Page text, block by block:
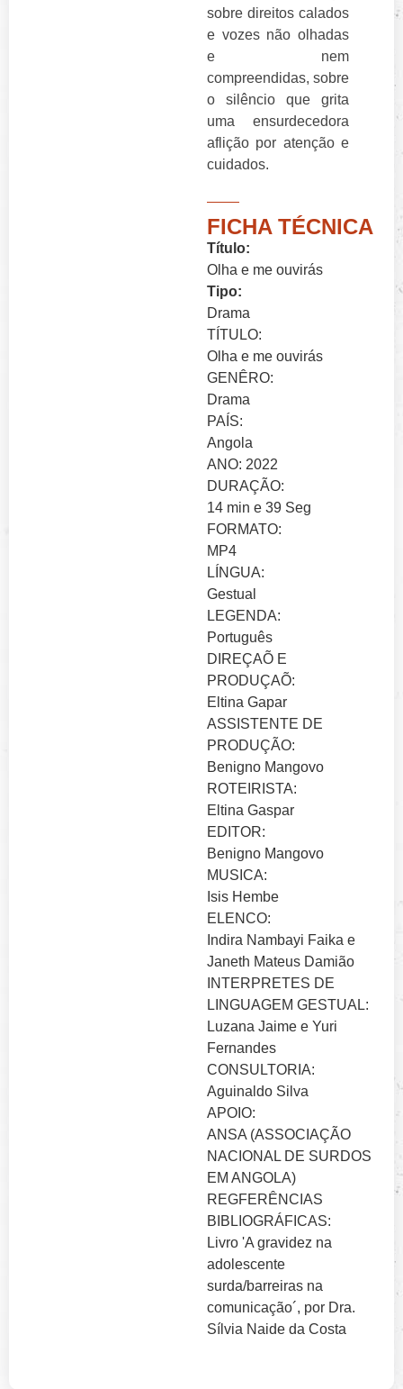
sobre direitos calados
e vozes não olhadas
e nem
compreendidas, sobre
o silêncio que grita
uma ensurdecedora
aflição por atenção e
cuidados.
FICHA TÉCNICA
Título:
Olha e me ouvirás
Tipo:
Drama
TÍTULO:
Olha e me ouvirás
GENÊRO:
Drama
PAÍS:
Angola
ANO: 2022
DURAÇÃO:
14 min e 39 Seg
FORMATO:
MP4
LÍNGUA:
Gestual
LEGENDA:
Português
DIREÇAÕ E
PRODUÇAÕ:
Eltina Gapar
ASSISTENTE DE
PRODUÇÃO:
Benigno Mangovo
ROTEIRISTA:
Eltina Gaspar
EDITOR:
Benigno Mangovo
MUSICA:
Isis Hembe
ELENCO:
Indira Nambayi Faika e
Janeth Mateus Damião
INTERPRETES DE
LINGUAGEM GESTUAL:
Luzana Jaime e Yuri
Fernandes
CONSULTORIA:
Aguinaldo Silva
APOIO:
ANSA (ASSOCIAÇÃO
NACIONAL DE SURDOS
EM ANGOLA)
REGFERÊNCIAS
BIBLIOGRÁFICAS:
Livro 'A gravidez na
adolescente
surda/barreiras na
comunicação´, por Dra.
Sílvia Naide da Costa